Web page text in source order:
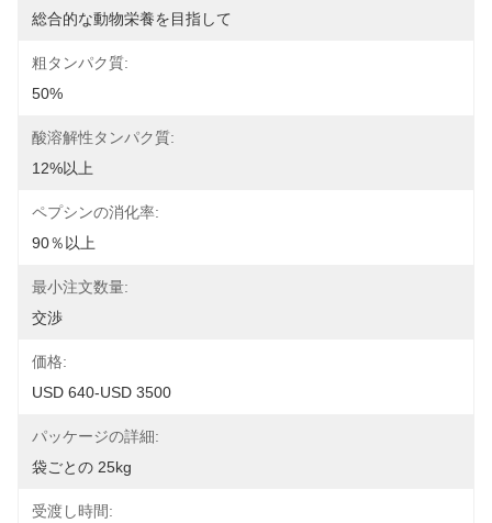
総合的な動物栄養を目指して
粗タンパク質:
50%
酸溶解性タンパク質:
12%以上
ペプシンの消化率:
90％以上
最小注文数量:
交渉
価格:
USD 640-USD 3500
パッケージの詳細:
袋ごとの 25kg
受渡し時間: